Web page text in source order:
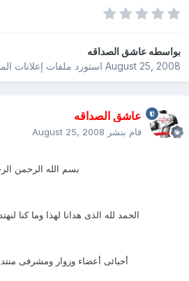
بواسطهعاشق الصداقه
August 25, 2008استورد ملفات إعلانات
عاشق الصداقه
قام بنشر August 25, 2008
بسم الله الرحمن
الحمد لله الذى هدانا لهذا وما كنا
أحبائى أعضاء وزوار ومشرفى